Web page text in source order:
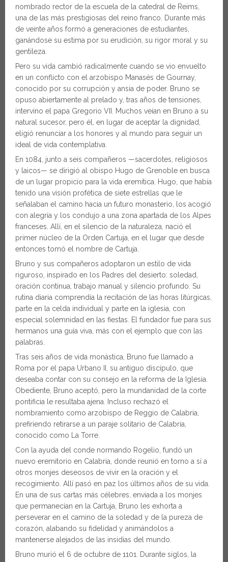
nombrado rector de la escuela de la catedral de Reims,
una de las más prestigiosas del reino franco. Durante más
de veinte años formó a generaciones de estudiantes,
ganándose su estima por su erudición, su rigor moral y su
gentileza.
Pero su vida cambió radicalmente cuando se vio envuelto
en un conflicto con el arzobispo Manasés de Gournay,
conocido por su corrupción y ansia de poder. Bruno se
opuso abiertamente al prelado y, tras años de tensiones,
intervino el papa Gregorio VII. Muchos veían en Bruno a su
natural sucesor, pero él, en lugar de aceptar la dignidad,
eligió renunciar a los honores y al mundo para seguir un
ideal de vida contemplativa.
En 1084, junto a seis compañeros —sacerdotes, religiosos
y laicos— se dirigió al obispo Hugo de Grenoble en busca
de un lugar propicio para la vida eremítica. Hugo, que había
tenido una visión profética de siete estrellas que le
señalaban el camino hacia un futuro monasterio, los acogió
con alegría y los condujo a una zona apartada de los Alpes
franceses. Allí, en el silencio de la naturaleza, nació el
primer núcleo de la Orden Cartuja, en el lugar que desde
entonces tomó el nombre de Cartuja.
Bruno y sus compañeros adoptaron un estilo de vida
riguroso, inspirado en los Padres del desierto: soledad,
oración continua, trabajo manual y silencio profundo. Su
rutina diaria comprendía la recitación de las horas litúrgicas,
parte en la celda individual y parte en la iglesia, con
especial solemnidad en las fiestas. El fundador fue para sus
hermanos una guía viva, más con el ejemplo que con las
palabras.
Tras seis años de vida monástica, Bruno fue llamado a
Roma por el papa Urbano II, su antiguo discípulo, que
deseaba contar con su consejo en la reforma de la Iglesia.
Obediente, Bruno aceptó, pero la mundanidad de la corte
pontificia le resultaba ajena. Incluso rechazó el
nombramiento como arzobispo de Reggio de Calabria,
prefiriendo retirarse a un paraje solitario de Calabria,
conocido como La Torre.
Con la ayuda del conde normando Rogelio, fundó un
nuevo eremitorio en Calabria, donde reunió en torno a sí a
otros monjes deseosos de vivir en la oración y el
recogimiento. Allí pasó en paz los últimos años de su vida.
En una de sus cartas más célebres, enviada a los monjes
que permanecían en la Cartuja, Bruno les exhorta a
perseverar en el camino de la soledad y de la pureza de
corazón, alabando su fidelidad y animándolos a
mantenerse alejados de las insidias del mundo.
Bruno murió el 6 de octubre de 1101. Durante siglos, la